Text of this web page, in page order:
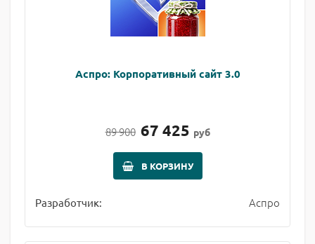
Аспро: Корпоративный сайт 3.0
89 900 67 425 руб
В КОРЗИНУ
Разработчик: Аспро